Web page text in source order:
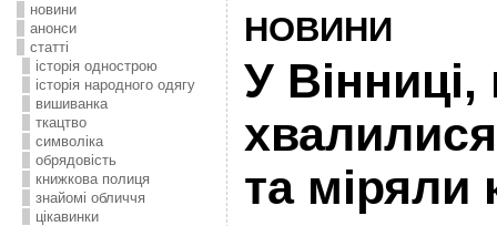
новини
анонси
статті
історія однострою
історія народного одягу
вишиванка
ткацтво
символіка
oбрядовість
книжкова полиця
знайомі обличчя
цікавинки
НОВИНИ
У
та міряли